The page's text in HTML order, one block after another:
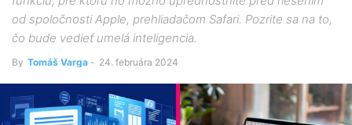
od spoločnosti Apple, prehliadačom Safari. Pozrite sa na to,
čo bude vedieť umelá inteligencia.
By Tomáš Varga - 24. februára 2024